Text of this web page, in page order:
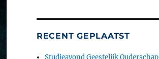
RECENT GEPLAATST
Studieavond Geestelijk Ouderschap